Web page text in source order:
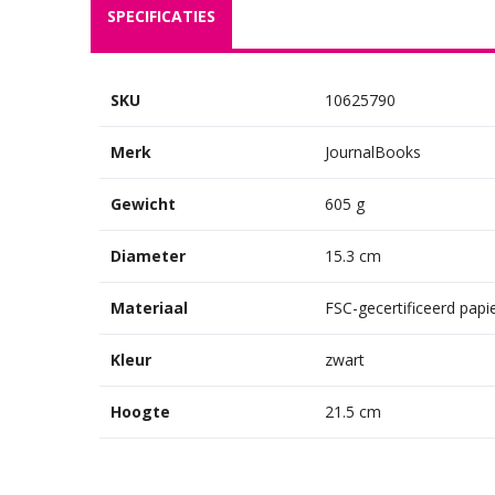
SPECIFICATIES
SKU 10625790
Merk JournalBooks
Gewicht 605 g
Diameter 15.3 cm
Materiaal FSC-gecertificeerd
Kleur zwart
Hoogte 21.5 cm